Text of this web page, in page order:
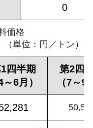
0
価格
（単位：円／トン）
四半期
～6月）
第2四
（7～9